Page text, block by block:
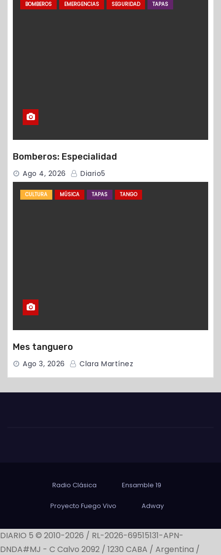
BOMBEROS EMERGENCIAS SEGURIDAD TAPAS
Bomberos: Especialidad
Ago 4, 2026 Diario5
CULTURA MÚSICA TAPAS TANGO
Mes tanguero
Ago 3, 2026 Clara Martínez
Radio Clásica Ensamble 19
Proyecto Fuego Vivo Adway
DIARIO 5 © 2010-2026 / RL-2026-69515131-APN-
DNDA#MJ - C Calvo 2092 / 1230 CABA / Argentina /